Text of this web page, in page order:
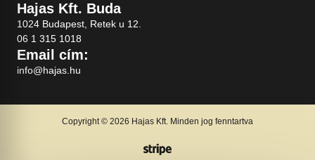
Hajas Kft. Buda
1024 Budapest, Retek u 12.
06 1 315 1018
Email cím:
info@hajas.hu
Copyright © 2026 Hajas Kft. Minden jog fenntartva